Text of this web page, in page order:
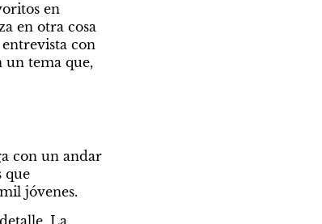
en
en otra cosa
con
un tema que,
con un andar
que
jóvenes.